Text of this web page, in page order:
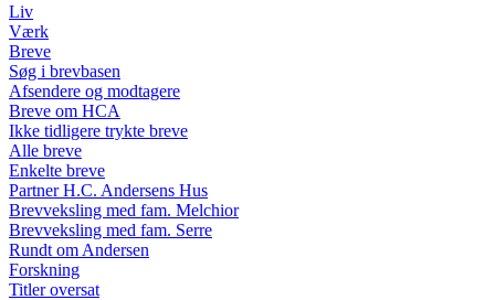
Liv
Værk
Breve
Søg i brevbasen
Afsendere og modtagere
Breve om HCA
Ikke tidligere trykte breve
Alle breve
Enkelte breve
Partner H.C. Andersens Hus
Brevveksling med fam. Melchior
Brevveksling med fam. Serre
Rundt om Andersen
Forskning
Titler oversat